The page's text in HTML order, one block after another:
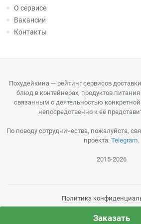
Заказать
О сервисе
Вакансии
Контакты
Похудейкина — рейтинг сервисов
блюд в контейнерах, продуктов
связанным с деятельностью
непосредственно к её
По поводу сотрудничества, пожалуйста,
проекта:Telegram.
2015-2026
Политика
Пользовательское